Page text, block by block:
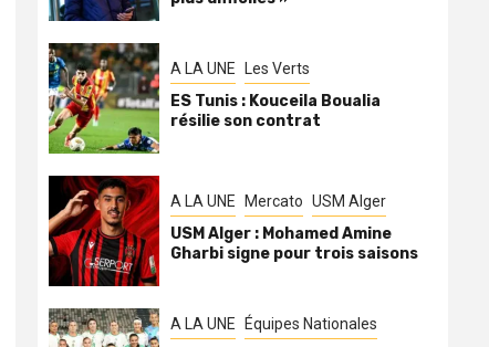
A LA UNE Les Verts
ES Tunis : Kouceila Boualia
résilie son contrat
A LA UNE Mercato USM Alger
USM Alger : Mohamed Amine
Gharbi signe pour trois saisons
A LA UNE Équipes Nationales